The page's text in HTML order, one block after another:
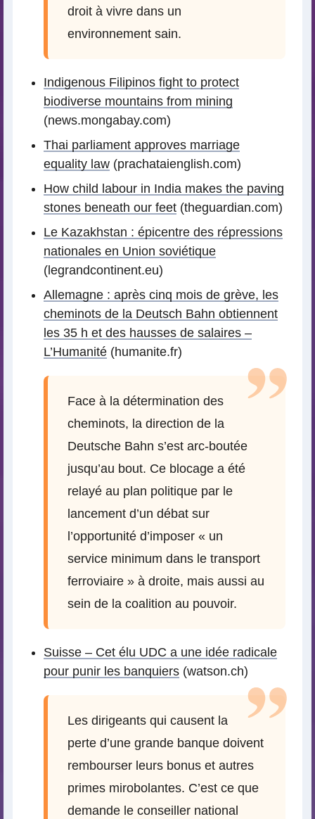
droit à vivre dans un
environnement sain.
Indigenous Filipinos fight to protect
biodiverse mountains from mining
(news.mongabay.com)
Thai parliament approves marriage
equality law (prachataienglish.com)
How child labour in India makes the paving
stones beneath our feet (theguardian.com)
Le Kazakhstan : épicentre des répressions
nationales en Union soviétique
(legrandcontinent.eu)
Allemagne : après cinq mois de grève, les
cheminots de la Deutsch Bahn obtiennent
les 35 h et des hausses de salaires –
L’Humanité (humanite.fr)
Face à la détermination des
cheminots, la direction de la
Deutsche Bahn s’est arc-boutée
jusqu’au bout. Ce blocage a été
relayé au plan politique par le
lancement d’un débat sur
l’opportunité d’imposer « un
service minimum dans le transport
ferroviaire » à droite, mais aussi au
sein de la coalition au pouvoir.
Suisse – Cet élu UDC a une idée radicale
pour punir les banquiers (watson.ch)
Les dirigeants qui causent la
perte d’une grande banque doivent
rembourser leurs bonus et autres
primes mirobolantes. C’est ce que
demande le conseiller national